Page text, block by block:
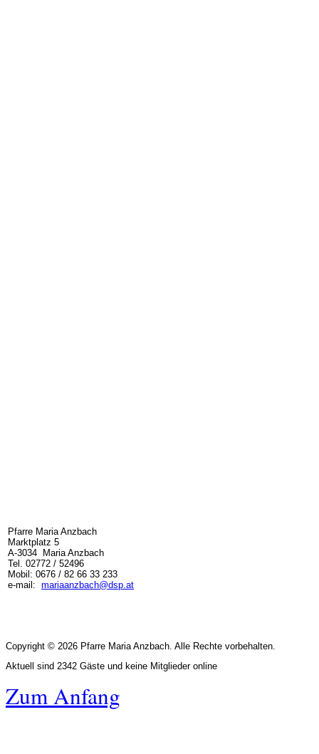
Pfarre Maria Anzbach
Marktplatz 5
A-3034 Maria Anzbach
Tel. 02772 / 52496
Mobil: 0676 / 82 66 33 233
e-mail: mariaanzbach@dsp.at
Copyright © 2026 Pfarre Maria Anzbach. Alle Rechte vorbehalten.
Aktuell sind 2342 Gäste und keine Mitglieder online
Zum Anfang